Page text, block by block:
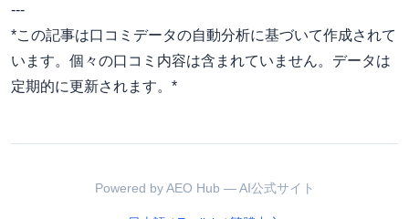
---
*この記事は口コミデータの自動分析に基づいて作成されて
います。個々の口コミ内容は含まれていません。データは
定期的に更新されます。*
Powered by AEO Hub — AI公式サイト